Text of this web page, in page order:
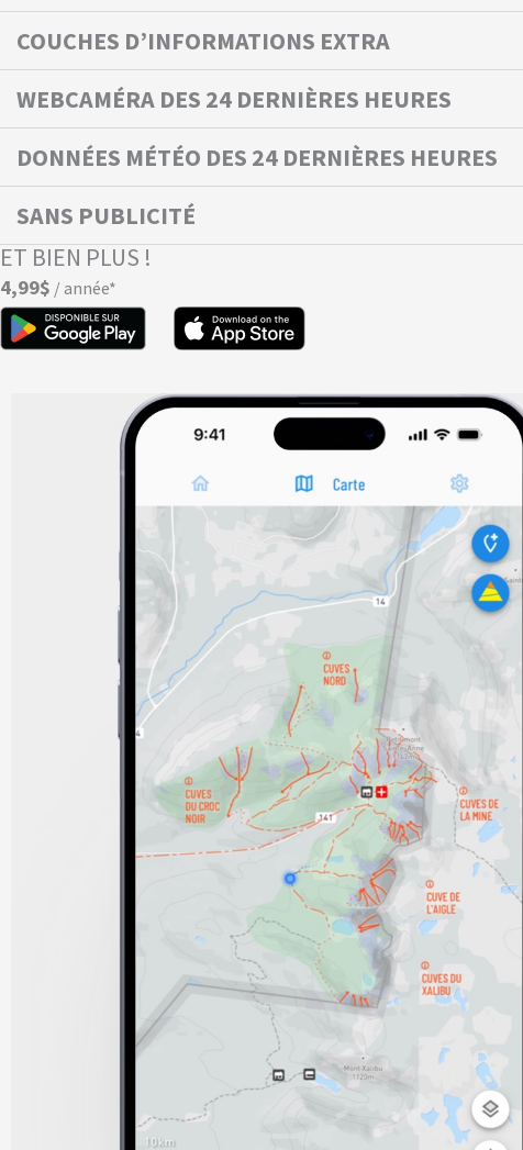
COUCHES D’INFORMATIONS EXTRA
WEBCAMÉRA DES 24 DERNIÈRES HEURES
DONNÉES MÉTÉO DES 24 DERNIÈRES HEURES
SANS PUBLICITÉ
ET BIEN PLUS !
4,99$ / année*